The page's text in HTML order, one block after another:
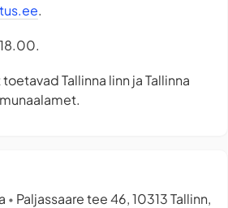
.
Tallinna linn ja Tallinna
• Paljassaare tee 46, 10313 Tallinn,